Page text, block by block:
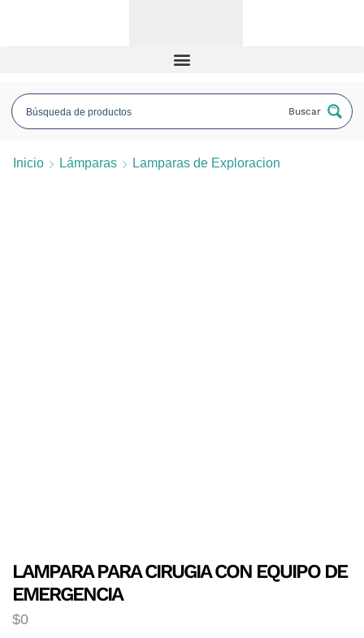
Buscar
Inicio Lámparas Lamparas de Exploracion
LAMPARA PARA CIRUGIA CON EQUIPO DE
EMERGENCIA
$0